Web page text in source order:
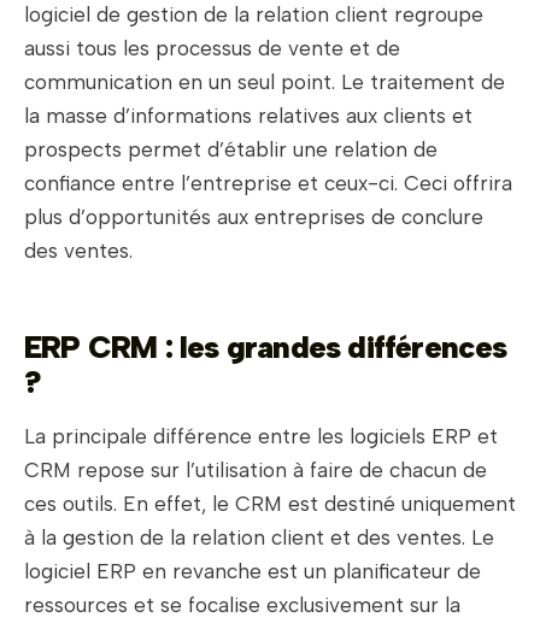
logiciel de gestion de la relation client regroupe
aussi tous les processus de vente et de
communication en un seul point. Le traitement de
la masse d’informations relatives aux clients et
prospects permet d’établir une relation de
confiance entre l’entreprise et ceux-ci. Ceci offrira
plus d’opportunités aux entreprises de conclure
des ventes.
ERP CRM : les grandes différences
?
La principale différence entre les logiciels ERP et
CRM repose sur l’utilisation à faire de chacun de
ces outils. En effet, le CRM est destiné uniquement
à la gestion de la relation client et des ventes. Le
logiciel ERP en revanche est un planificateur de
ressources et se focalise exclusivement sur la